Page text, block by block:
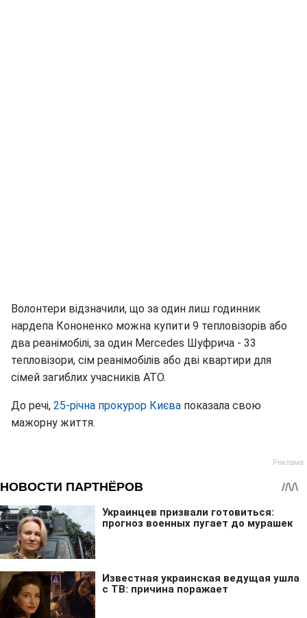
Волонтери відзначили, що за один лиш годинник
нардепа Кононенко можна купити 9 тепловізорів або
два реанімобілі, за один Mercedes Шуфрича - 33
тепловізори, сім реанімобілів або дві квартири для
сімей загиблих учасників АТО.
До речі, 25-річна прокурор Києва показала свою
мажорну життя.